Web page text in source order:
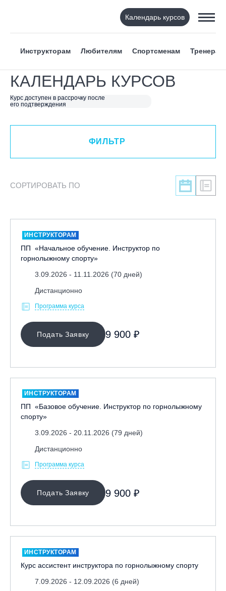
Календарь курсов
Инструкторам Любителям Спортсменам Тренерам
КАЛЕНДАРЬ КУРСОВ
Курс доступен в рассрочку после
его подтверждения
ФИЛЬТР
ВИД СПОРТА
Сноуборд
Лонгбординг
Лыжный фристайл
Мечевой бой
Скалолазание
Телемарк
Теннис
Я ХОЧУ
Инструкторам
Спортсменам
Тренерам
ЛЕКТОР
ФИЛЬТР
СОРТИРОВАТЬ ПО
ИНСТРУКТОРАМ
ПП «Начальное обучение. Инструктор по
горнолыжному спорту»
3.09.2026 - 11.11.2026 (70 дней)
Дистанционно
Программа курса
Подать Заявку 9 900 ₽
ИНСТРУКТОРАМ
ПП «Базовое обучение. Инструктор по горнолыжному
спорту»
3.09.2026 - 20.11.2026 (79 дней)
Дистанционно
Программа курса
Подать Заявку 9 900 ₽
ИНСТРУКТОРАМ
Курс ассистент инструктора по горнолыжному спорту
7.09.2026 - 12.09.2026 (6 дней)